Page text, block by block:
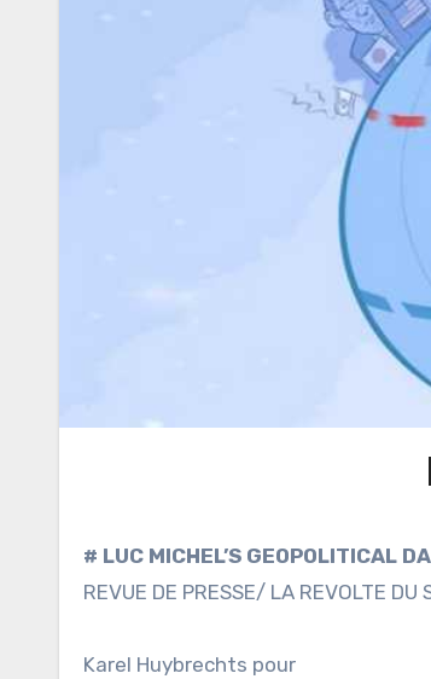
# LUC MICHEL’S GEOPOLITICAL
REVUE DE PRESSE/ LA REVOLTE DU
Karel Huybrechts pour